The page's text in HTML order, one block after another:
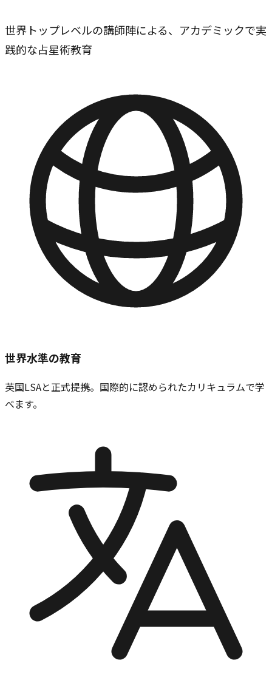
世界トップレベルの講師陣による、アカデミックで実
践的な占星術教育
世界水準の教育
英国LSAと正式提携。国際的に認められたカリキュラムで学
べます。